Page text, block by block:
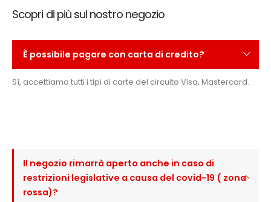
Scopri di più sul nostro negozio
È possibile pagare con carta di credito?
Sì, accettiamo tutti i tipi di carte del circuito Visa, Mastercard.
Il negozio rimarrà aperto anche in caso di
restrizioni legislative a causa del covid-19 ( zona
rossa)?